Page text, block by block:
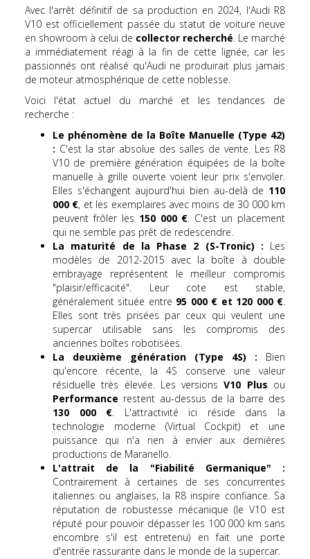
Avec l'arrêt définitif de sa production en 2024, l'Audi R8
V10 est officiellement passée du statut de voiture neuve
en showroom à celui de collector recherché. Le marché
a immédiatement réagi à la fin de cette lignée, car les
passionnés ont réalisé qu'Audi ne produirait plus jamais
de moteur atmosphérique de cette noblesse.
Voici l'état actuel du marché et les tendances de
recherche :
Le phénomène de la Boîte Manuelle (Type 42)
: C'est la star absolue des salles de vente. Les R8
V10 de première génération équipées de la boîte
manuelle à grille ouverte voient leur prix s'envoler.
Elles s'échangent aujourd'hui bien au-delà de 110
000 €, et les exemplaires avec moins de 30 000 km
peuvent frôler les 150 000 €. C'est un placement
qui ne semble pas prêt de redescendre.
La maturité de la Phase 2 (S-Tronic) : Les
modèles de 2012-2015 avec la boîte à double
embrayage représentent le meilleur compromis
"plaisir/efficacité". Leur cote est stable,
généralement située entre 95 000 € et 120 000 €.
Elles sont très prisées par ceux qui veulent une
supercar utilisable sans les compromis des
anciennes boîtes robotisées.
La deuxième génération (Type 4S) : Bien
qu'encore récente, la 4S conserve une valeur
résiduelle très élevée. Les versionsV10 Plus ou
Performance restent au-dessus de la barre des
130 000 €. L'attractivité ici réside dans la
technologie moderne (Virtual Cockpit) et une
puissance qui n'a rien à envier aux dernières
productions de Maranello.
L'attrait de la "Fiabilité Germanique" :
Contrairement à certaines de ses concurrentes
italiennes ou anglaises, la R8 inspire confiance. Sa
réputation de robustesse mécanique (le V10 est
réputé pour pouvoir dépasser les 100 000 km sans
encombre s'il est entretenu) en fait une porte
d'entrée rassurante dans le monde de la supercar.